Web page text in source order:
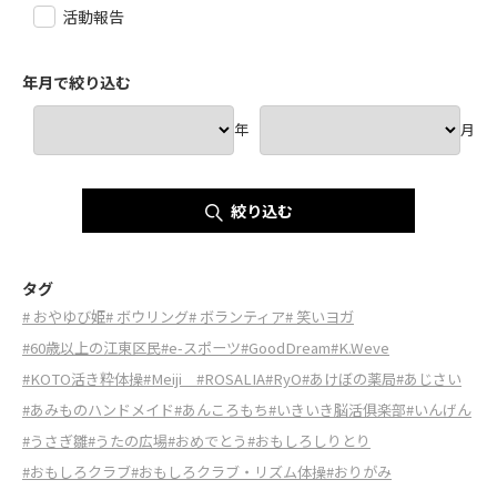
活動報告
年月で絞り込む
年 月
絞り込む
タグ
# おやゆび姫# ボウリング# ボランティア# 笑いヨガ
#60歳以上の江東区民#e-スポーツ#GoodDream#K.Weve
#KOTO活き粋体操#Meiji #ROSALIA#RyO#あけぼの薬局#あじさい
#あみものハンドメイド#あんころもち#いきいき脳活俱楽部#いんげん
#うさぎ雛#うたの広場#おめでとう#おもしろしりとり
#おもしろクラブ#おもしろクラブ・リズム体操#おりがみ